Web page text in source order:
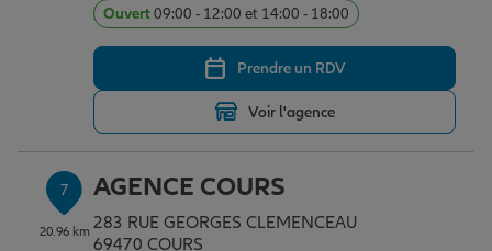
Ouvert09:00 - 12:00 et 14:00 - 18:00
Prendre un RDV
Voir l'agence
7
20.96 km
AGENCE COURS
283 RUE GEORGES CLEMENCEAU
69470 COURS